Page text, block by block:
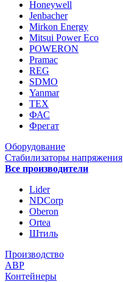
Honeywell
Jenbacher
Mirkon Energy
Mitsui Power Eco
POWERON
Pramac
REG
SDMO
Yanmar
ТЕХ
ФАС
Фрегат
Оборудование
Стабилизаторы напряжения
Все производители
Lider
NDCorp
Oberon
Ortea
Штиль
Производство
АВР
Контейнеры